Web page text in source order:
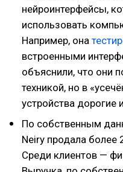
нейроинтерфейсы,
использовать
Например, она
встроенными
объяснили, что они
техникой, но в
устройства дорогие
По собственным
Neiry продала более
Среди клиентов —